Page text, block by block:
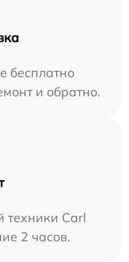
бесплатно
и обратно.
техники Carl
2 часов.